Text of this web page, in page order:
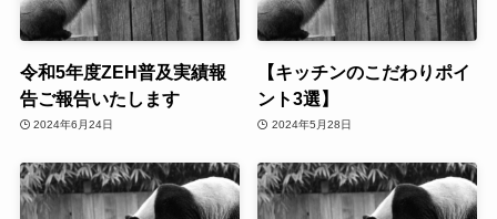
令和5年度ZEH普及実績報
告ご報告いたします
2024年6月24日
【キッチンのこだわりポイ
ント3選】
2024年5月28日